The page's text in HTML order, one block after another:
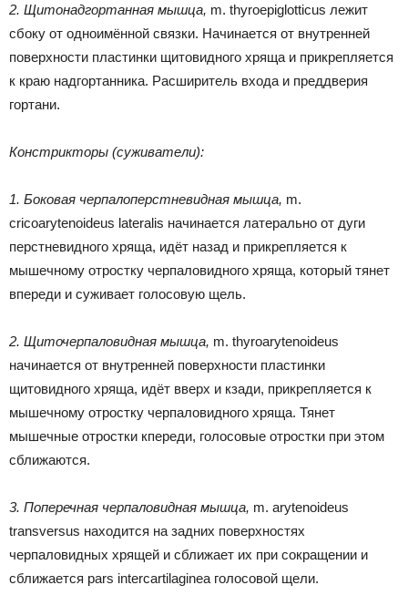
2. Щитонадгортанная мышца, m. thyroepiglotticus лежит
сбоку от одноимённой связки. Начинается от внутренней
поверхности пластинки щитовидного хряща и прикрепляется
к краю надгортанника. Расширитель входа и преддверия
гортани.
Констрикторы (суживатели):
1. Боковая черпалоперстневидная мышца, m.
cricoarytenoideus lateralis начинается латерально от дуги
перстневидного хряща, идёт назад и прикрепляется к
мышечному отростку черпаловидного хряща, который тянет
впереди и суживает голосовую щель.
2. Щиточерпаловидная мышца, m. thyroarytenoideus
начинается от внутренней поверхности пластинки
щитовидного хряща, идёт вверх и кзади, прикрепляется к
мышечному отростку черпаловидного хряща. Тянет
мышечные отростки кпереди, голосовые отростки при этом
сближаются.
3. Поперечная черпаловидная мышца, m. arytenoideus
transversus находится на задних поверхностях
черпаловидных хрящей и сближает их при сокращении и
сближается pars intercartilaginea голосовой щели.